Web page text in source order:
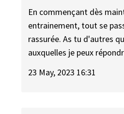
En commençant dès
entrainement, tout se
rassurée. As tu d'autres
auxquelles je peux
23 May, 2023 16:31